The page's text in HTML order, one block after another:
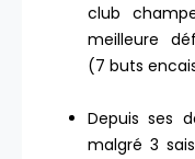
club
meilleure
(7 buts
Depuis ses
malgré 3